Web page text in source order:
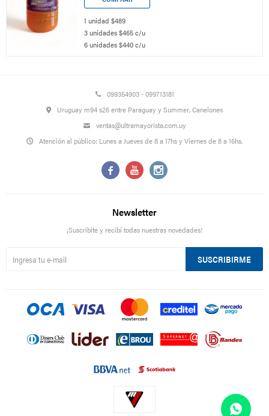
1 unidad $489
3 unidades $465 c/u
6 unidades $440 c/u
099354903 - 099713181
Uruguay m94 s26 entre Paraguay y Summer, Canelones
ventas@ultramayorista.com.uy
Atención al público: Lunes a Jueves de 8 a 17hs y Viernes de 8 a 16hs.
  
Newsletter
¡Suscribite y recibí todas nuestras novedades!
SUSCRIBIRME